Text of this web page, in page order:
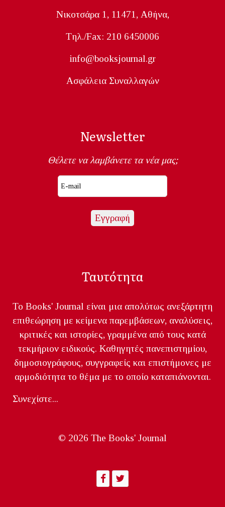
Nικοτσάρα 1, 11471, Aθήνα,
Tηλ./Fax: 210 6450006
info@booksjournal.gr
Ασφάλεια Συναλλαγών
Newsletter
Θέλετε να λαμβάνετε τα νέα μας;
Ταυτότητα
Το Books' Journal είναι μια απολύτως ανεξάρτητη
επιθεώρηση με κείμενα παρεμβάσεων, αναλύσεις,
κριτικές και ιστορίες, γραμμένα από τους κατά
τεκμήριον ειδικούς. Καθηγητές πανεπιστημίου,
δημοσιογράφους, συγγραφείς και επιστήμονες με
αρμοδιότητα το θέμα με το οποίο καταπιάνονται.
Συνεχίστε...
© 2026 The Books' Journal